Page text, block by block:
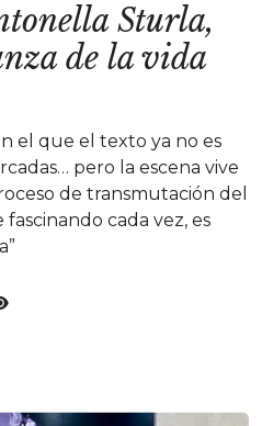
Sturla,
de la vida
el que el texto ya no es
pero la escena vive
de transmutación del
cada vez, es